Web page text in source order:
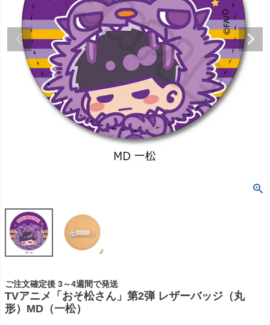
ご注文確定後 3～4週間で発送
TVアニメ「おそ松さん」第2弾 レザーバッジ（丸
形）MD（一松）